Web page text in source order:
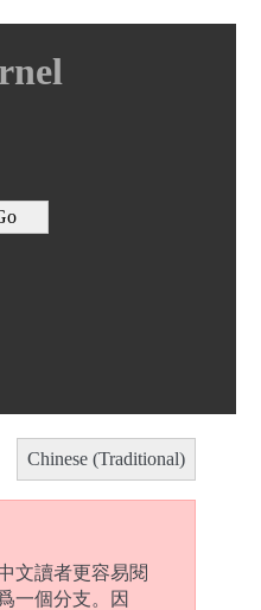
Chinese (Traditional)
文讀者更容易閱
一個分支。因